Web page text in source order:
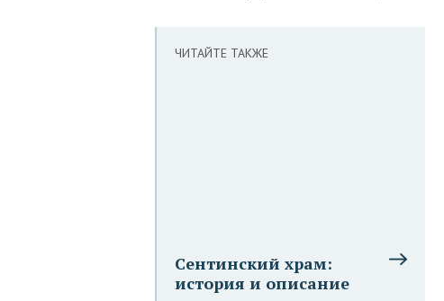
ЧИТАЙТЕ ТАКЖЕ
Сентинский храм:
история и описание